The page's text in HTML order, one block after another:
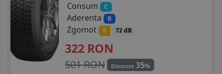
Consum
C
Aderenta B
Zgomot B 72 dB
322 RON
501 RON Discount 35%